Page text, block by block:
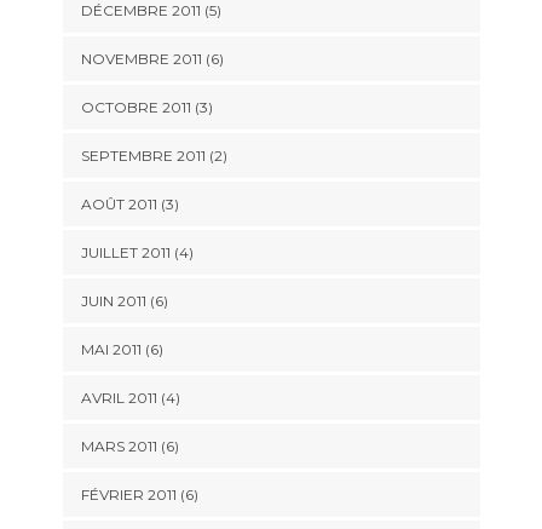
DÉCEMBRE 2011 (5)
NOVEMBRE 2011 (6)
OCTOBRE 2011 (3)
SEPTEMBRE 2011 (2)
AOÛT 2011 (3)
JUILLET 2011 (4)
JUIN 2011 (6)
MAI 2011 (6)
AVRIL 2011 (4)
MARS 2011 (6)
FÉVRIER 2011 (6)